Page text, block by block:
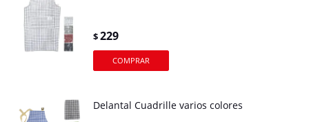
$229
Delantal Cuadrille varios colores